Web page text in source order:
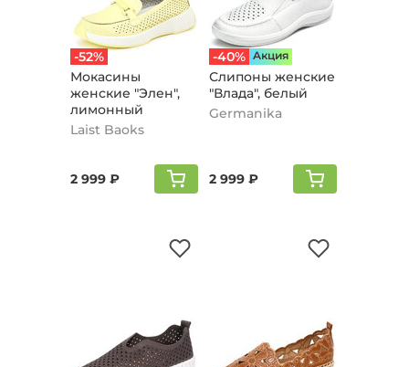
-52%
Мокасины
женские "Элен",
лимонный
Laist Baoks
2 999 ₽
-40% Aкция
Слипоны женские
"Влада", белый
Germanika
2 999 ₽